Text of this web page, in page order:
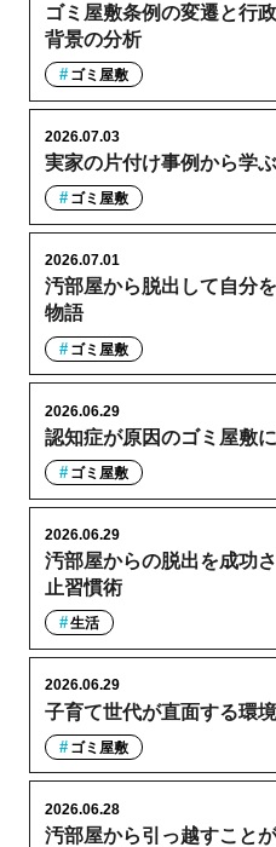
ゴミ屋敷条例の変遷と行
背景の分析
ゴミ屋敷
実家の片付け事例から学
2026.07.03
ゴミ屋敷
汚部屋から脱出して自分
物語
2026.07.01
ゴミ屋敷
認知症が原因のゴミ屋敷
2026.06.29
ゴミ屋敷
汚部屋からの脱出を成功
止習慣術
2026.06.29
生活
子育て世代が直面する環
2026.06.29
ゴミ屋敷
汚部屋から引っ越すこと
2026.06.28